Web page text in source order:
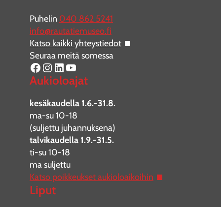
Puhelin 040 862 5241
info@rautatiemuseo.fi
Katso kaikki yhteystiedot
Seuraa meitä somessa
Facebook Instagram LinkedIn YouTube
Aukioloajat
kesäkaudella 1.6.-31.8.
ma-su 10-18
(suljettu juhannuksena)
talvikaudella 1.9.-31.5.
ti-su 10-18
ma suljettu
Katso poikkeukset aukioloaikoihin
Liput